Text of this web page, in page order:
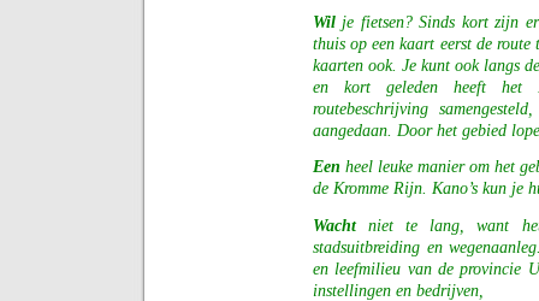
Wil je fietsen? Sinds kort zijn
thuis op een kaart eerst de
kaarten ook. Je kunt ook langs
en kort geleden heeft het
routebeschrijving
aangedaan. Door het gebied
Een heel leuke manier om het
de Kromme Rijn. Kano’s kun je
Wachtniet te
lang, want
stadsuitbreiding en
en leefmilieu van de provincie
instellingen en bedrijven,